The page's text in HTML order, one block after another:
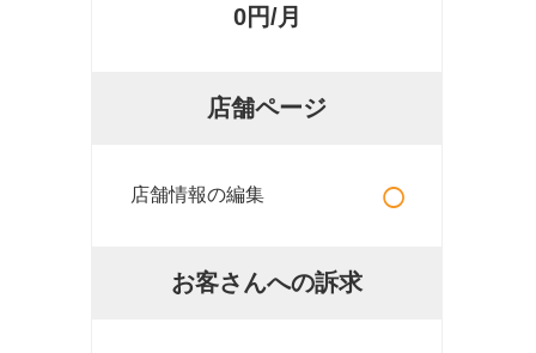
0円/月
店舗ページ
店舗情報の編集 ○
お客さんへの訴求